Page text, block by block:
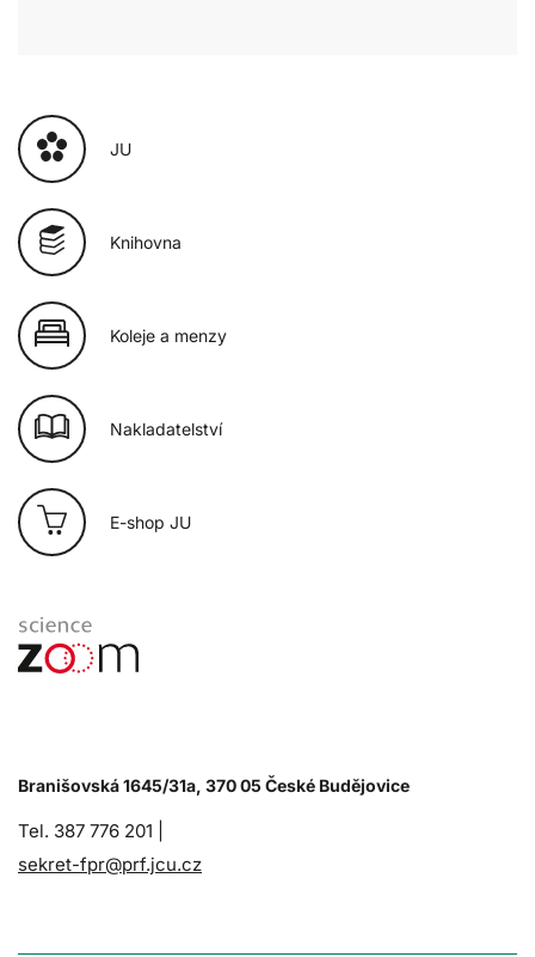
JU
Knihovna
Koleje a menzy
Nakladatelství
E-shop JU
Branišovská 1645/31a, 370 05 České Budějovice
Tel. 387 776 201 |
sekret-fpr@prf.jcu.cz